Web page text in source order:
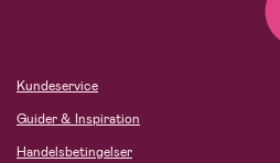
Kundeservice
Guider & Inspiration
Handelsbetingelser